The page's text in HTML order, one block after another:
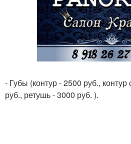
- Губы (контур - 2500 руб.,
руб., ретушь - 3000 руб. ).